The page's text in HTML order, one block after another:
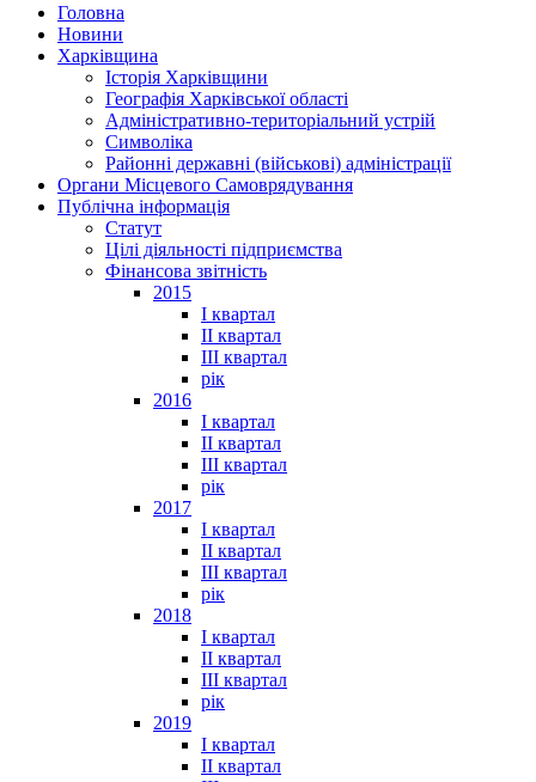
Головна
Новини
Харківщина
Історія Харківщини
Географія Харківської області
Адміністративно-територіальний устрій
Символіка
Районні державні (військові) адміністрації
Органи Місцевого Самоврядування
Публічна інформація
Статут
Цілі діяльності підприємства
Фінансова звітність
2015
I квартал
II квартал
III квартал
рік
2016
I квартал
II квартал
III квартал
рік
2017
I квартал
II квартал
III квартал
рік
2018
I квартал
II квартал
III квартал
рік
2019
I квартал
II квартал